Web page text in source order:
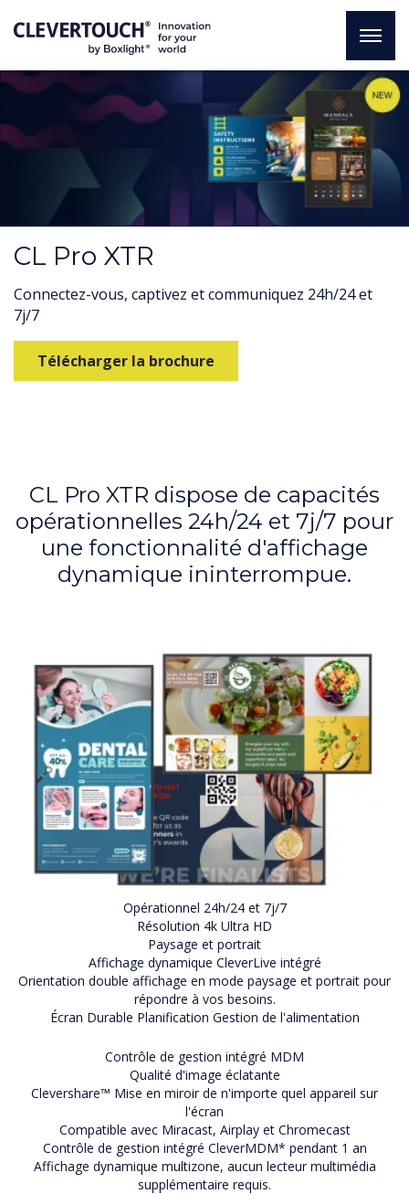
CL Pro XTR
Connectez-vous, captivez et communiquez 24h/24 et
7j/7
Télécharger la brochure
CL Pro XTR dispose de capacités
opérationnelles 24h/24 et 7j/7 pour
une fonctionnalité d'affichage
dynamique ininterrompue.
Opérationnel 24h/24 et 7j/7
Résolution 4k Ultra HD
Paysage et portrait
Affichage dynamique CleverLive intégré
Orientation double affichage en mode paysage et portrait pour
répondre à vos besoins.
Écran Durable Planification Gestion de l'alimentation
Contrôle de gestion intégré MDM
Qualité d'image éclatante
Clevershare™ Mise en miroir de n'importe quel appareil sur
l'écran
Compatible avec Miracast, Airplay et Chromecast
Contrôle de gestion intégré CleverMDM* pendant 1 an
Affichage dynamique multizone, aucun lecteur multimédia
supplémentaire requis.